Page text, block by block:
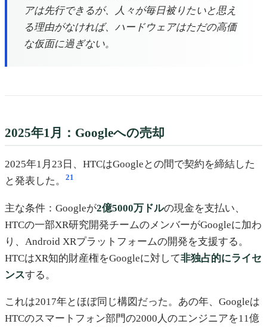
アは先行できるが、人々が毎日被りたいと思え
る理由がなければ、ハードウェアはただの高価
な仮面に過ぎない。
2025年1月：Googleへの売却
2025年1月23日、HTCはGoogleとの間で契約を締結した
と発表した。
21
主な条件：Googleが2億5000万ドルの現金を支払い、
HTCの一部XR研究開発チームのメンバーがGoogleに加わ
り、Android XRプラットフォームの開発を支援する。
HTCはXR知的財産権をGoogleに対して非独占的にライセ
ンスする。
これは2017年とほぼ同じ構図だった。あの年、Googleは
HTCのスマートフォン部門の2000人のエンジニアを11億